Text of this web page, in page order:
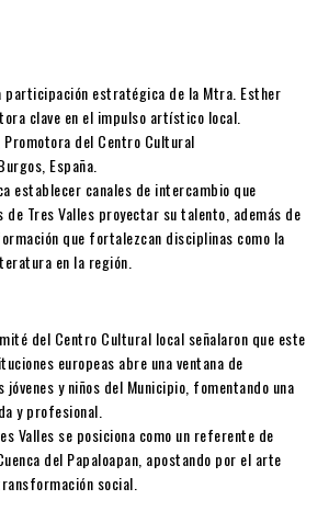
participación estratégica de la Mtra. Esther
clave en el impulso artístico local.
Promotora del Centro Cultural
España.
establecer canales de intercambio que
Tres Valles proyectar su talento, además de
que fortalezcan disciplinas como la
en la región.
del Centro Cultural local señalaron que este
europeas abre una ventana de
y niños del Municipio, fomentando una
y profesional.
Valles se posiciona como un referente de
del Papaloapan, apostando por el arte
social.